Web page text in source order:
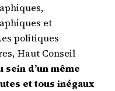
et
politiques
Haut Conseil
sein d’un même
et tous inégaux